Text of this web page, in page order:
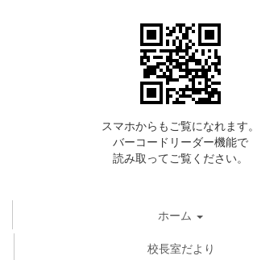
スマホからもご覧になれます。
バーコードリーダー機能で
読み取ってご覧ください。
ホーム
校長室だより